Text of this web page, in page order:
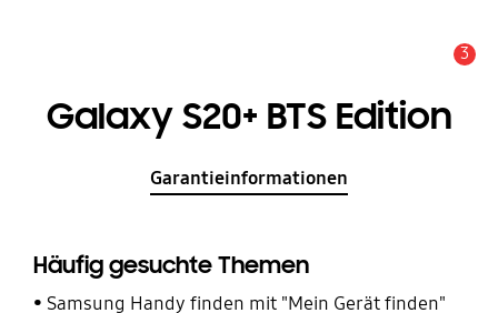
3
Galaxy S20+ BTS Edition
Garantieinformationen
Häufig gesuchte Themen
Samsung Handy finden mit "Mein Gerät finden"